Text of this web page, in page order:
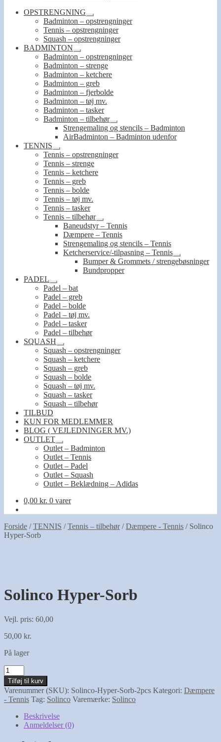
OPSTRENGNING
Udfold
undermenu
Badminton – opstrengninger
Tennis – opstrengninger
Squash – opstrengninger
BADMINTON
Udfold
undermenu
Badminton – opstrengninger
Badminton – strenge
Badminton – ketchere
Badminton – greb
Badminton – fjerbolde
Badminton – tøj mv.
Badminton – tasker
Badminton – tilbehør
Udfold
undermenu
Strengemaling og stencils – Badminton
AirBadminton – Badminton udenfor
TENNIS
Udfold
undermenu
Tennis – opstrengninger
Tennis – strenge
Tennis – ketchere
Tennis – greb
Tennis – bolde
Tennis – tøj mv.
Tennis – tasker
Tennis – tilbehør
Udfold
undermenu
Baneudstyr – Tennis
Dæmpere – Tennis
Strengemaling og stencils – Tennis
Ketcherservice/-tilpasning – Tennis
Udfold
undermenu
Bumper & Grommets / strengebøsninger
Bundpropper
PADEL
Udfold
undermenu
Padel – bat
Padel – greb
Padel – bolde
Padel – tøj mv.
Padel – tasker
Padel – tilbehør
SQUASH
Udfold
undermenu
Squash – opstrengninger
Squash – ketchere
Squash – greb
Squash – bolde
Squash – tøj mv.
Squash – tasker
Squash – tilbehør
TILBUD
KUN FOR MEDLEMMER
BLOG ( VEJLEDNINGER MV.)
OUTLET
Udfold
undermenu
Outlet – Badminton
Outlet – Tennis
Outlet – Padel
Outlet – Squash
Outlet – Beklædning – Adidas
0,00 kr. 0 varer
Forside /TENNIS /Tennis – tilbehør/Dæmpere - Tennis / Solinco
Hyper-Sorb
Solinco Hyper-Sorb
Vejl. pris: 60,00
50,00 kr.
På lager
Solinco
Hyper-
Sorb
antal
Tilføj til kurv
Varenummer (SKU): Solinco-Hyper-Sorb-2pcs Kategori: Dæmpere
- Tennis Tag: Solinco Varemærke: Solinco
Beskrivelse
Anmeldelser (0)